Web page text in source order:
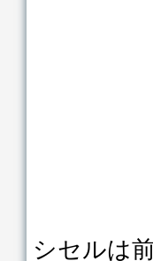
シセルは